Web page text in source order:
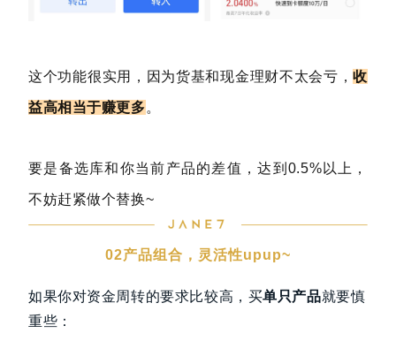
这个功能很实用，因为货基和现金理财不太会亏，收
益高相当于赚更多。
要是备选库和你当前产品的差值，达到0.5%以上，
不妨赶紧做个替换~
02产品组合，灵活性upup~
如果你对资金周转的要求比较高，买单只产品就要慎
重些：